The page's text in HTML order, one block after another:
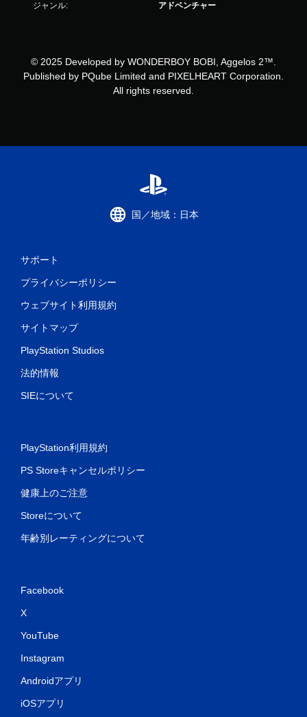
ジャンル: アドベンチャー
© 2025 Developed by WONDERBOY BOBI, Aggelos 2™.
Published by PQube Limited and PIXELHEART Corporation.
All rights reserved.
国／地域：日本
サポート
プライバシーポリシー
ウェブサイト利用規約
サイトマップ
PlayStation Studios
法的情報
SIEについて
PlayStation利用規約
PS Storeキャンセルポリシー
健康上のご注意
Storeについて
年齢別レーティングについて
Facebook
X
YouTube
Instagram
Androidアプリ
iOSアプリ